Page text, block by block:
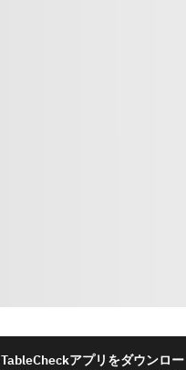
TableCheckアプリをダウンロー